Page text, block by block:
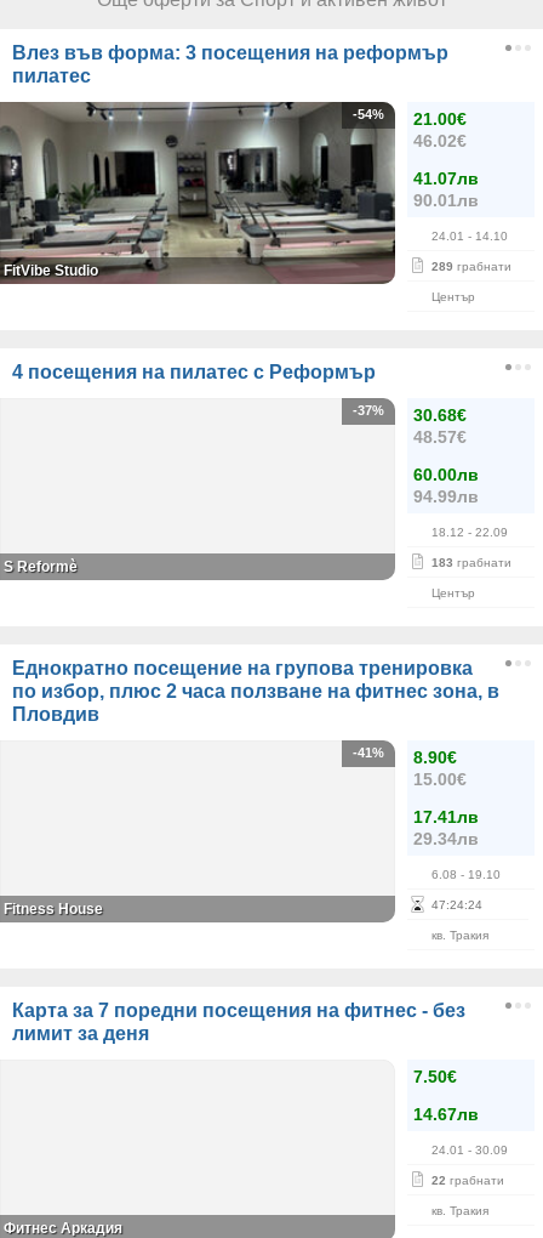
Влез във форма: 3 посещения на реформър
пилатес
21.00€
46.02€
41.07лв
90.01лв
24.01 - 14.10
289 грабнати
Център
-54%
FitVibe Studio
4 посещения на пилатес с Реформър
30.68€
48.57€
60.00лв
94.99лв
18.12 - 22.09
183 грабнати
Център
-37%
S Reformè
Еднократно посещение на групова тренировка
по избор, плюс 2 часа ползване на фитнес зона, в
Пловдив
8.90€
15.00€
17.41лв
29.34лв
6.08 - 19.10
47:24:24
кв. Тракия
-41%
Fitness House
Карта за 7 поредни посещения на фитнес - без
лимит за деня
7.50€
14.67лв
24.01 - 30.09
22 грабнати
кв. Тракия
Фитнес Аркадия